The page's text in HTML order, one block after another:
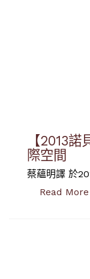
【2013
際空間
蔡蘊明譯 於
Read More